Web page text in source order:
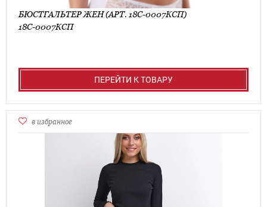
БЮСТГАЛЬТЕР ЖЕН (АРТ. 18С-0007КСП)
18С-0007КСП
ПЕРЕЙТИ К ТОВАРУ
в избранное